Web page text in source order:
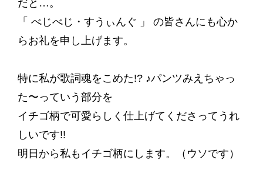
だと…。
「 べじべじ・すうぃんぐ 」 の皆さんにも心か
らお礼を申し上げます。
特に私が歌詞魂をこめた!? ♪パンツみえちゃっ
た〜っていう部分を
イチゴ柄で可愛らしく仕上げてくださってうれ
しいです!!
明日から私もイチゴ柄にします。（ウソです）